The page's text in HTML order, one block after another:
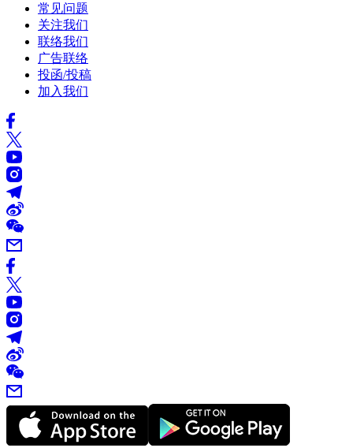
常见问题
关注我们
联络我们
广告联络
投函/投稿
加入我们